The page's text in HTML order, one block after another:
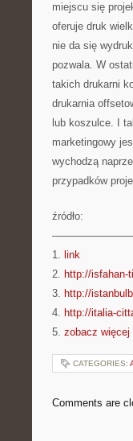
miejscu się
oferuje druk
nie da się
pozwala. W
takich drukarni
drukarnia
lub koszulce. I
marketingowy
wychodzą
przypadków
źródło:
1. link
2. http://isfahan-
3. http://
4. http://italia-
5. zobacz więcej
CATEGORIES:
Comments are